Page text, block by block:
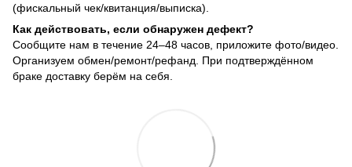
(фискальный чек/квитанция/выписка).
Как действовать, если обнаружен дефект?
Сообщите нам в течение 24–48 часов, приложите фото/видео.
Организуем обмен/ремонт/рефанд. При подтверждённом
браке доставку берём на себя.